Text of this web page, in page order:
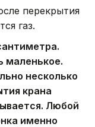
перекрытия
газ.
маленькое.
несколько
крана
Любой
именно